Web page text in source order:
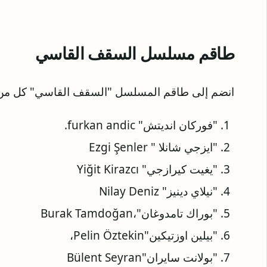
طاقم مسلسل السقف القاسي
‏انضم إلى طاقم المسلسل "السقف القاسي" كل
"فوركان انديتش" ‎furkan andic.
"ايزجي شانلا " ‎Ezgi Şenler
"يغيت كيرازجي" Yiğit Kirazcı
"نيلاي دينيز" ‎Nilay Deniz
"بوراك تامدوغان"،‎Burak Tamdoğan
"بيلين اوزتيكين"‎Pelin Öztekin،
"بولانت سايران"‎Bülent Seyran